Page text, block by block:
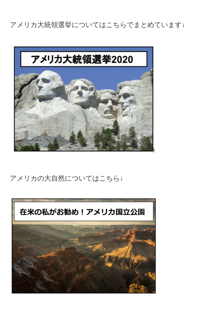
アメリカ大統領選挙についてはこちらでまとめています↓
アメリカの大自然についてはこちら↓